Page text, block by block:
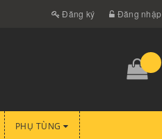
Đăng ký Đăng nhập
PHỤ TÙNG